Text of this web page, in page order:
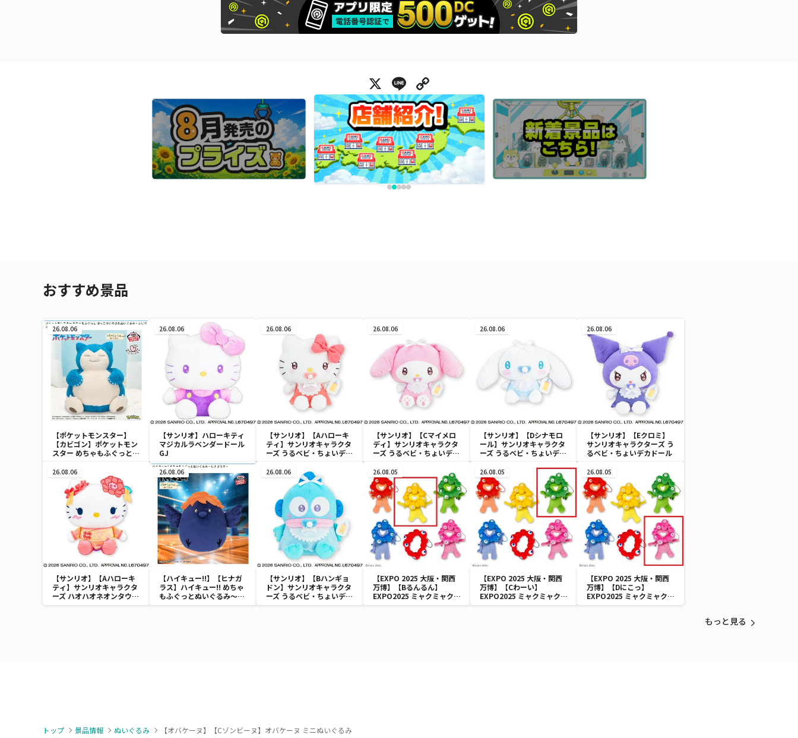
X Line
おすすめ景品
26.08.06
【ポケットモンスター】
【カビゴン】ポケットモン
スター めちゃもふぐっと
み～カビゴン～
26.08.06
【サンリオ】ハローキティ
マジカルラベンダードール
GJ
26.08.06
【サンリオ】【Aハローキ
ティ】サンリオキャラクタ
ーズ うるベビ・ちょいデカ
26.08.06
【サンリオ】【Cマイメロ
ディ】サンリオキャラクタ
ーズ うるベビ・ちょいデカ
26.08.06
【サンリオ】【Dシナモロ
ール】サンリオキャラクタ
ーズ うるベビ・ちょいデカ
26.08.06
【サンリオ】【Eクロミ】
サンリオキャラクターズ う
るベビ・ちょいデカドール
26.08.06
【サンリオ】【Aハローキ
ティ】サンリオキャラクタ
ーズ ハオハオネオンタウン
ドールBIGタイプ1
26.08.06
【ハイキュー!!】【ヒナガ
ラス】ハイキュー!! めちゃ
もふぐっとぬいぐるみ～ヒ
ナガラス～
26.08.06
【サンリオ】【Bハンギョ
ドン】サンリオキャラクタ
ーズ うるベビ・ちょいデカ
ドール
26.08.05
【EXPO 2025 大阪・関西
万博】【Bるんるん】
EXPO2025 ミャクミャク
カラフルゴム紐付きぬいぐ
26.08.05
【EXPO 2025 大阪・関西
万博】【Cわーい】
EXPO2025 ミャクミャク
カラフルゴム紐付きぬいぐ
26.08.05
【EXPO 2025 大阪・関西
万博】【Dにこっ】
EXPO2025 ミャクミャク
カラフルゴム紐付きぬいぐ
もっと見る
トップ 景品情報 ぬいぐるみ 【オバケーヌ】【Cゾンビーヌ】オバケーヌ ミニぬいぐるみ